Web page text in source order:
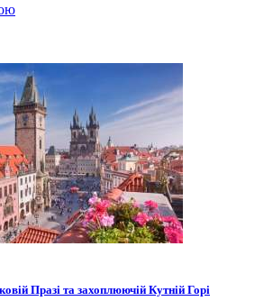
Празі та захоплюючій Кутній Горі